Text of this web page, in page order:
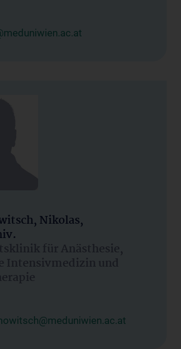
Nikolas,
für Anästhesie,
Intensivmedizin und